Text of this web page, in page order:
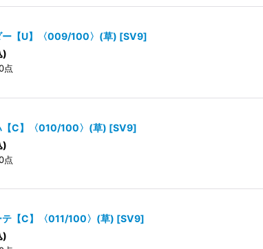
ー【U】〈009/100〉(草) [SV9]
)
点
【C】〈010/100〉(草) [SV9]
)
点
テ【C】〈011/100〉(草) [SV9]
)